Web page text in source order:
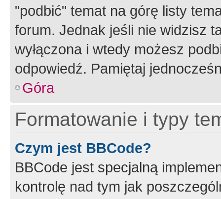
"podbić" temat na górę listy
forum. Jednak jeśli nie widzisz
wyłączona i wtedy możesz
odpowiedź. Pamiętaj
Góra
Formatowanie i typy
Czym jest BBCode?
BBCode jest specjalną
kontrolę nad tym jak